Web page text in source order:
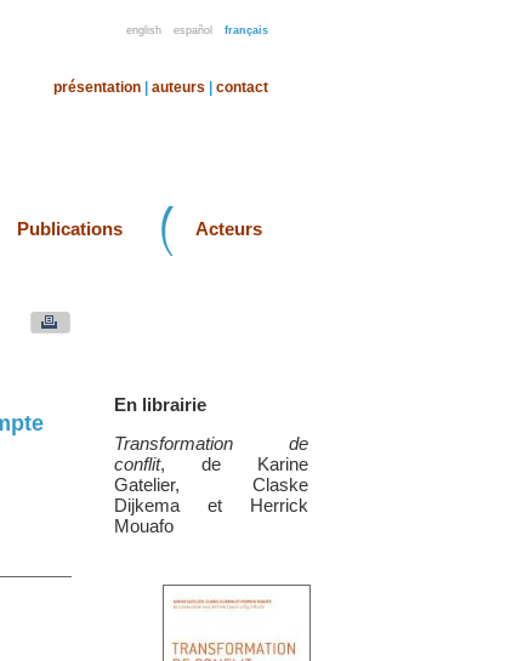
english español français
présentation auteurs contact
Publications Acteurs
En librairie
Transformation de
conflit, de Karine
Gatelier, Claske
Dijkema et Herrick
Mouafo